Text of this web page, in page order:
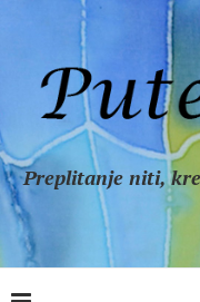
Preplitanje niti,